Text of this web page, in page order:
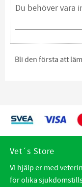
Bli den första att
Vet´s Store
VI hjälp er med
för olika